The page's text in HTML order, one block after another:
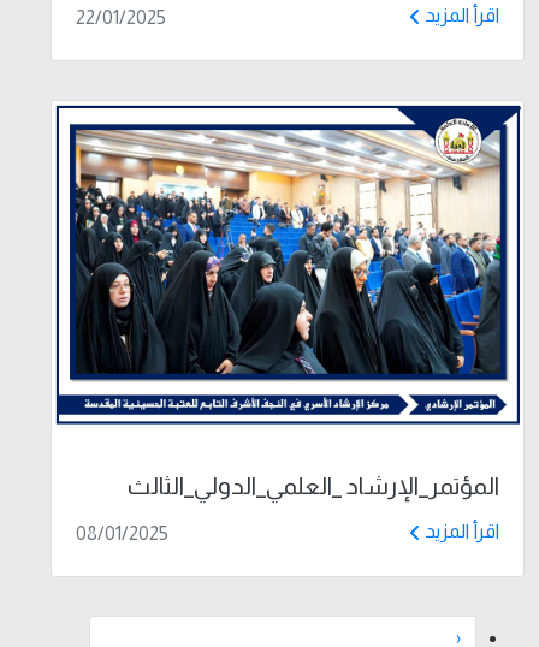
اقرأ المزيد 22/01/2025
المؤتمر_الإرشاد _العلمي_الدولي_الثالث
اقرأ المزيد 08/01/2025
‹